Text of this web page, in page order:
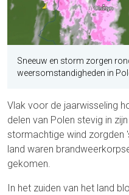
Sneeuw en storm zorgen
weersomstandigheden in
Vlak voor de jaarwisseling
delen van Polen stevig in
stormachtige wind zorgden
land waren
gekomen.
In het zuiden van het land